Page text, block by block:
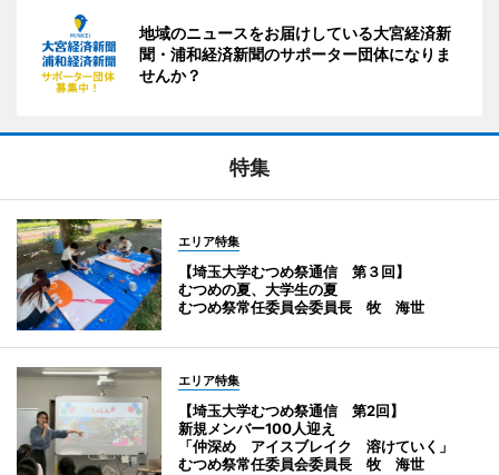
地域のニュースをお届けしている大宮経済新
聞・浦和経済新聞のサポーター団体になりま
せんか？
特集
エリア特集
【埼玉大学むつめ祭通信 第３回】
むつめの夏、大学生の夏
むつめ祭常任委員会委員長 牧 海世
エリア特集
【埼玉大学むつめ祭通信 第2回】
新規メンバー100人迎え
「仲深め アイスブレイク 溶けていく」
むつめ祭常任委員会委員長 牧 海世